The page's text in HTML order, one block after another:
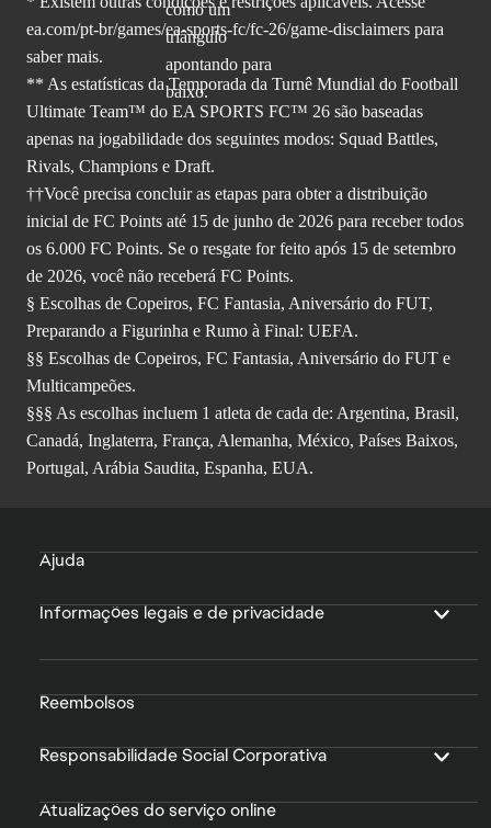
ea.com/pt-br/games/ea-sports-fc/fc-26/game-disclaimers para
saber mais.
** As estatísticas da Temporada da Turnê Mundial do Football
Ultimate Team™ do EA SPORTS FC™ 26 são baseadas
apenas na jogabilidade dos seguintes modos: Squad Battles,
Rivals, Champions e Draft.
††Você precisa concluir as etapas para obter a distribuição
inicial de FC Points até 15 de junho de 2026 para receber todos
os 6.000 FC Points. Se o resgate for feito após 15 de setembro
de 2026, você não receberá FC Points.
§ Escolhas de Copeiros, FC Fantasia, Aniversário do FUT,
Preparando a Figurinha e Rumo à Final: UEFA.
§§ Escolhas de Copeiros, FC Fantasia, Aniversário do FUT e
Multicampeões.
§§§ As escolhas incluem 1 atleta de cada de: Argentina, Brasil,
Canadá, Inglaterra, França, Alemanha, México, Países Baixos,
Portugal, Arábia Saudita, Espanha, EUA.
Ajuda
Informações legais e de privacidade
Reembolsos
Responsabilidade Social Corporativa
Atualizações do serviço online